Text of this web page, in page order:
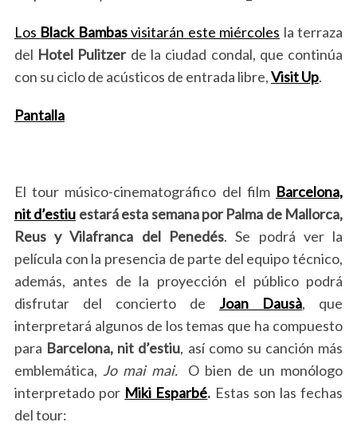
Los Black Bambasvisitarán este miércoles la terraza
del Hotel Pulitzerde la ciudad condal, que continúa
con su ciclo de acústicos de entrada libre,Visit Up.
Pantalla
El tour músico-cinematográfico del film Barcelona,
nit d’estiu estará esta semana por Palma de Mallorca,
Reus y Vilafranca del Penedés. Se podrá ver la
película con la presencia de parte del equipo técnico,
además, antes de la proyección el público podrá
disfrutar del concierto de Joan Dausà, que
interpretará algunos de los temas que ha compuesto
para Barcelona, nit d’estiu, así como su canción más
emblemática, Jo mai mai. O bien de un monólogo
interpretado por Miki Esparbé. Estas son las fechas
del tour: